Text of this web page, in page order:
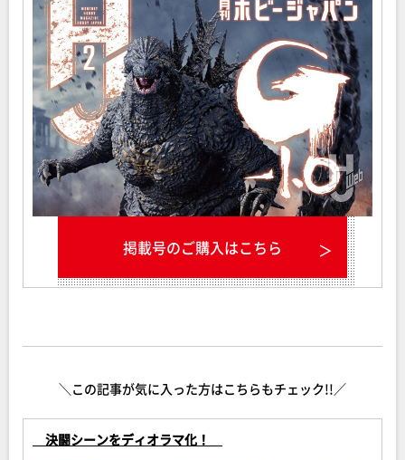
掲載号のご購入はこちら
＼この記事が気に入った方はこちらもチェック!!／
決闘シーンをディオラマ化！